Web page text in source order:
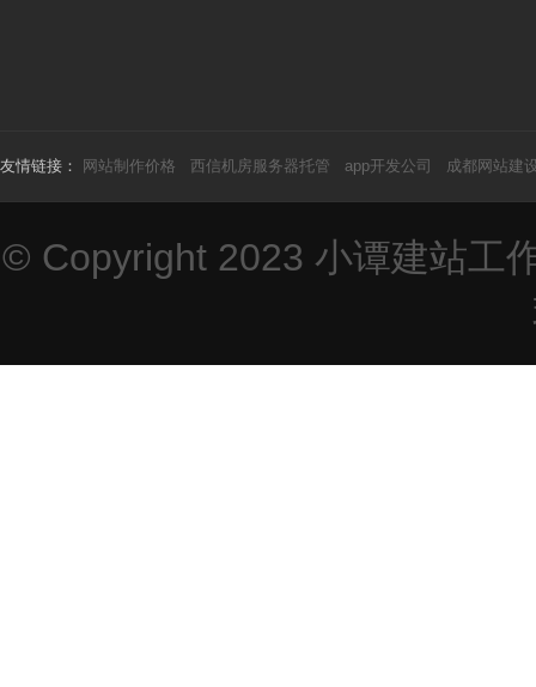
友情链接： 网站制作价格 西信机房服务器托管 app开发公司 成都网站建
© Copyright 2023 小谭建站工